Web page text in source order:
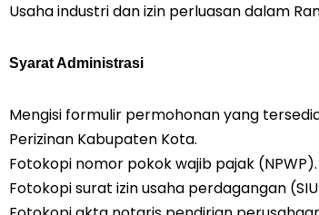
Usaha industri dan izin perluasan dalam
Syarat Administrasi
Mengisi formulir permohonan yang
Perizinan Kabupaten Kota.
Fotokopi nomor pokok wajib pajak (NPWP).
Fotokopi surat izin usaha perdagangan